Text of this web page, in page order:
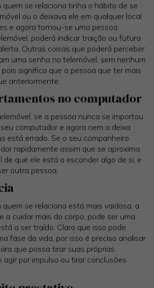
quem se relaciona tinha o hábito de se
ou o deixava ele em qualquer local
e agora tornou-se uma pessoa
poderá indicar traição ou futura
Outras coisas que poderá perceber
uma senha no telemóvel, sem nenhum
significa que a pessoa que ter mais
anteriormente.
no computador
se a pessoa nunca se importou
computador e agora nem a deixa
está errado. Se o seu companheiro
rapidamente assim que se aproxima,
de que ele está a esconder algo de si, e
outra pessoa.
quem se relaciona está mais vaidosa, a
a cuidar mais do corpo, pode ser uma
a ser traído. Claro que isso pode
fase da vida, por isso é preciso analisar
que possa tirar suas próprias
agir por impulso ou tirar conclusões